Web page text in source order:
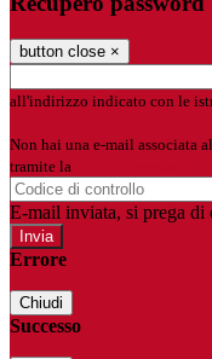
button close ×
all'indirizzo indicato con le
Non hai una e-mail associata
tramite la
E-mail inviata, si prega di
Errore
Chiudi
Successo